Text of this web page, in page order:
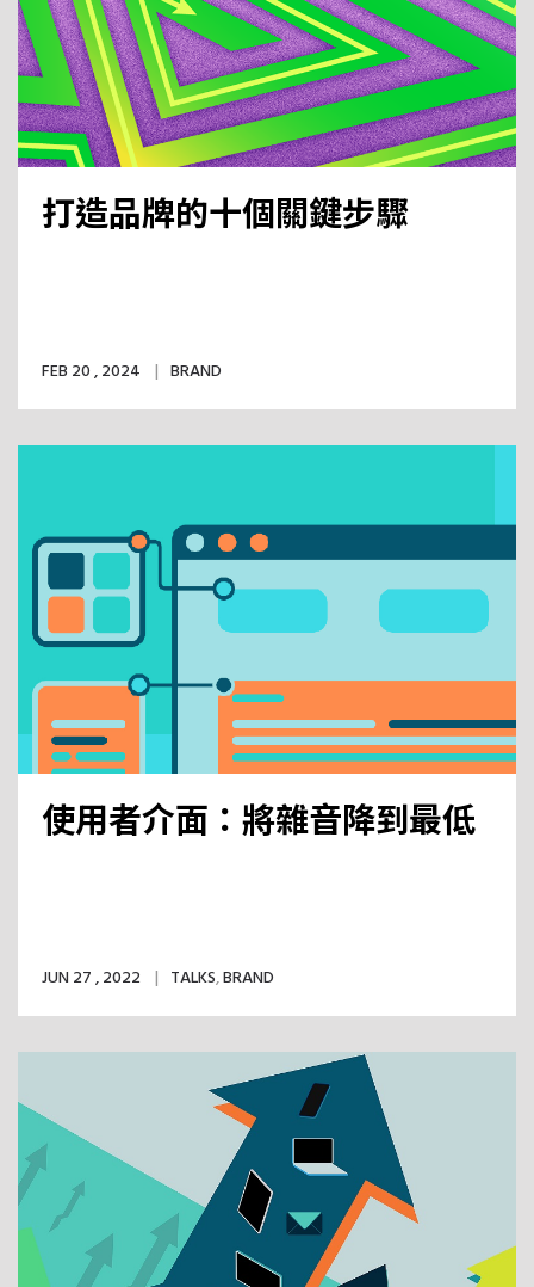
打造品牌的十個關鍵步驟
FEB 20 , 2024 BRAND
使用者介面：將雜音降到最低
JUN 27 , 2022 TALKS,BRAND